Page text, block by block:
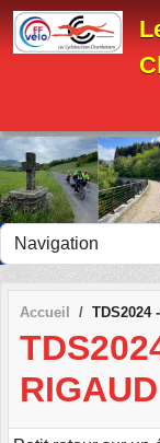
Accueil TDS2024
RIGAUD
Panneau de gestion